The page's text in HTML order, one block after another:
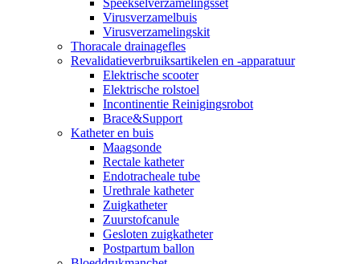
Speekselverzamelingsset
Virusverzamelbuis
Virusverzamelingskit
Thoracale drainagefles
Revalidatieverbruiksartikelen en -apparatuur
Elektrische scooter
Elektrische rolstoel
Incontinentie Reinigingsrobot
Brace&Support
Katheter en buis
Maagsonde
Rectale katheter
Endotracheale tube
Urethrale katheter
Zuigkatheter
Zuurstofcanule
Gesloten zuigkatheter
Postpartum ballon